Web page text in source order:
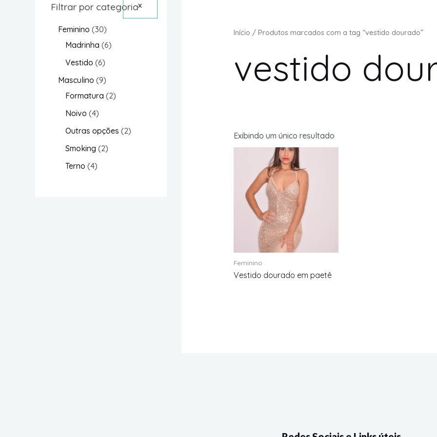
X
Filtrar por categoria
Feminino 30
Madrinha 6
Vestido 6
Masculino 9
Formatura 2
Noivo 4
Outras opções 2
Smoking 2
Terno 4
Início / Produtos marcados com a tag “vestido dourado”
vestido
Exibindo um único resultado
Feminino
Vestido dourado em paetê